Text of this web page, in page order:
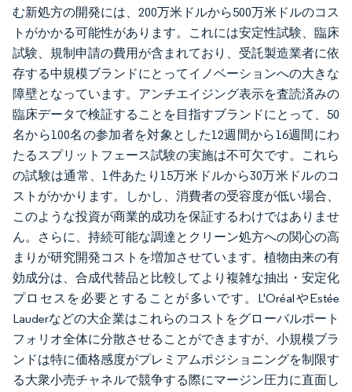
む新処方の開発には、200万米ドルから500万米ドルのコス
トがかかる可能性があります。これには安定性試験、臨床
試験、規制申請の費用が含まれており、受託製造業者に依
存する中規模ブランドにとってイノベーションへの大きな
障壁となっています。アンチエイジング表示を査読済みの
臨床データで検証することを目指すブランドにとって、50
名から100名の参加者を対象とした12週間から16週間にわ
たるスプリットフェース試験の実施は不可欠です。これら
の試験は通常、1件あたり15万米ドルから30万米ドルのコ
ストがかかります。しかし、消費者の受容度が低い場合、
このような投資が商業的成功を保証するわけではありませ
ん。さらに、持続可能な調達とクリーン処方への関心の高
まりが研究開発コストを増加させています。植物由来の有
効成分は、合成代替品と比較してより複雑な抽出・安定化
プロセスを必要とすることが多いです。L'OréalやEstée
Lauderなどの大企業はこれらのコストをグローバルポート
フォリオ全体に分散させることができますが、小規模ブラ
ンドは特に価格感度がプレミアムポジショニングを制限す
る大衆小売チャネルで競争する際にマージン圧力に直面し